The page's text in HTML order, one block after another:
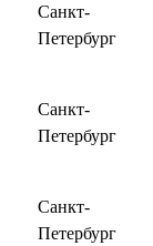
Санкт-
Петербург
Санкт-
Петербург
Санкт-
Петербург